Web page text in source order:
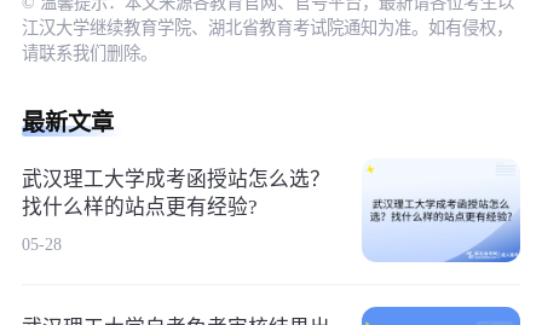
江汉大学继续教育学院、湖北省教育考试院通知为准。如有侵权，
请联系我们删除。
最新文章
武汉理工大学成考函授站怎么选？
找什么样的站点更有经验?
05-28